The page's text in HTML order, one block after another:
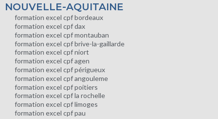
NOUVELLE-AQUITAINE
formation excel cpf bordeaux
formation excel cpf dax
formation excel cpf montauban
formation excel cpf brive-la-gaillarde
formation excel cpf niort
formation excel cpf agen
formation excel cpf périgueux
formation excel cpf angouleme
formation excel cpf poitiers
formation excel cpf la rochelle
formation excel cpf limoges
formation excel cpf pau